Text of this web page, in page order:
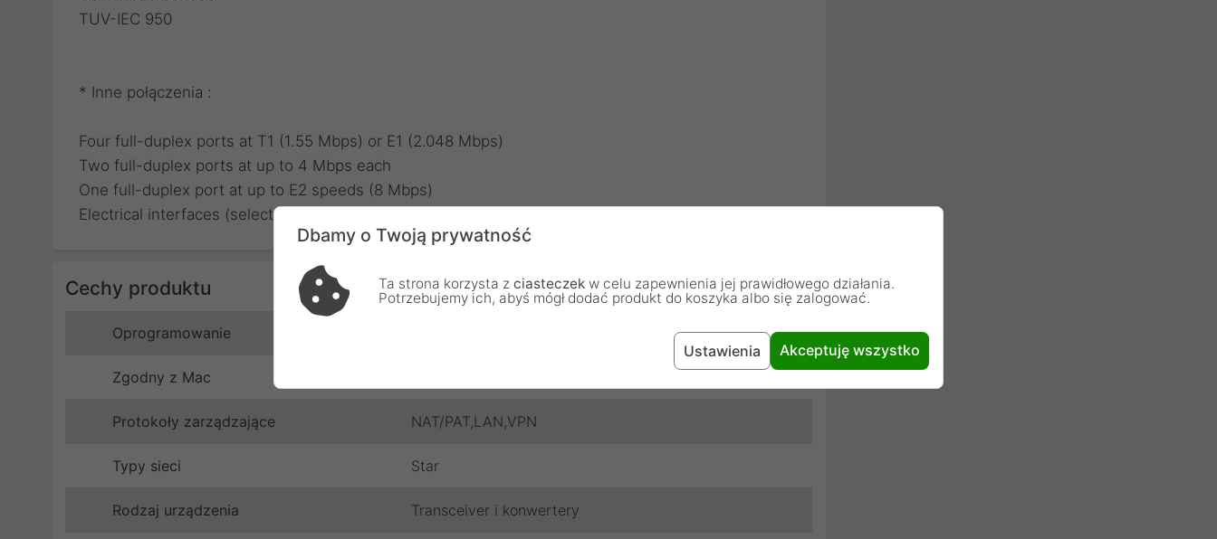
TUV-IEC 950
* Inne połączenia :
Four full-duplex ports at T1 (1.55 Mbps) or E1 (2.048 Mbps)
Two full-duplex ports at up to 4 Mbps each
One full-duplex port at up to E2 speeds (8 Mbps)
Electrical interfaces (selectable via cable selection)
Cechy produktu
Oprogramowanie
Zgodny z Mac
Protokoły zarządzające NAT/PAT,LAN,VPN
Typy sieci Star
Rodzaj urządzenia Transceiver i konwertery
Dbamy o Twoją prywatność
Ta strona korzysta z ciasteczek w celu zapewnienia jej prawidłowego działania.
Potrzebujemy ich, abyś mógł dodać produkt do koszyka albo się zalogować.
Ustawienia Akceptuję wszystko